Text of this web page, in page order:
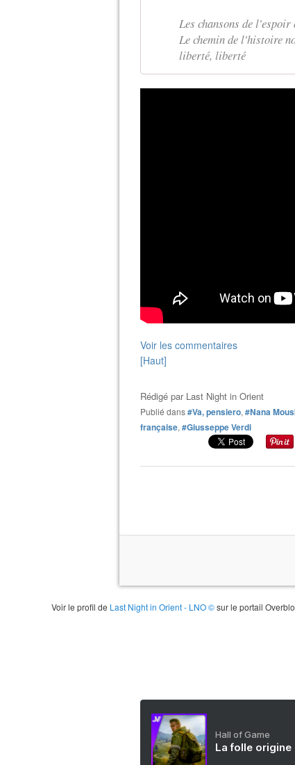
Les chansons de
Le chemin de l'histoire
liberté, liberté
Voir les commentaires
[Haut]
Rédigé par Last Night in Orient
Publié dans#Va, pensiero, #Nana
française, #Giusseppe Verdi
Voir le profil de Last Night in Orient - LNO ©sur le portail
Hall of Game
La folle origine